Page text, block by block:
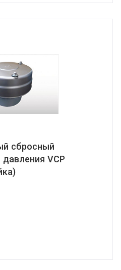
сбросный
VCP